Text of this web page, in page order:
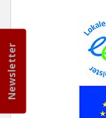
Newsletter